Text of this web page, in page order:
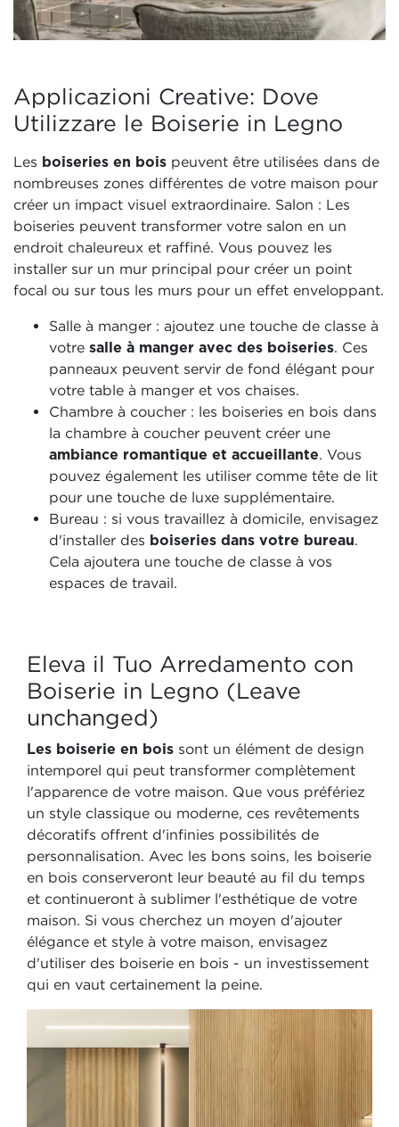
Applicazioni Creative: Dove
Utilizzare le Boiserie in Legno
Les boiseries en bois peuvent être utilisées dans de
nombreuses zones différentes de votre maison pour
créer un impact visuel extraordinaire. Salon : Les
boiseries peuvent transformer votre salon en un
endroit chaleureux et raffiné. Vous pouvez les
installer sur un mur principal pour créer un point
focal ou sur tous les murs pour un effet enveloppant.
Salle à manger : ajoutez une touche de classe à
votre salle à manger avec des boiseries. Ces
panneaux peuvent servir de fond élégant pour
votre table à manger et vos chaises.
Chambre à coucher : les boiseries en bois dans
la chambre à coucher peuvent créer une
ambiance romantique et accueillante. Vous
pouvez également les utiliser comme tête de lit
pour une touche de luxe supplémentaire.
Bureau : si vous travaillez à domicile, envisagez
d'installer des boiseries dans votre bureau.
Cela ajoutera une touche de classe à vos
espaces de travail.
Eleva il Tuo Arredamento con
Boiserie in Legno (Leave
unchanged)
Les boiserie en bois sont un élément de design
intemporel qui peut transformer complètement
l'apparence de votre maison. Que vous préfériez
un style classique ou moderne, ces revêtements
décoratifs offrent d'infinies possibilités de
personnalisation. Avec les bons soins, les boiserie
en bois conserveront leur beauté au fil du temps
et continueront à sublimer l'esthétique de votre
maison. Si vous cherchez un moyen d'ajouter
élégance et style à votre maison, envisagez
d'utiliser des boiserie en bois - un investissement
qui en vaut certainement la peine.